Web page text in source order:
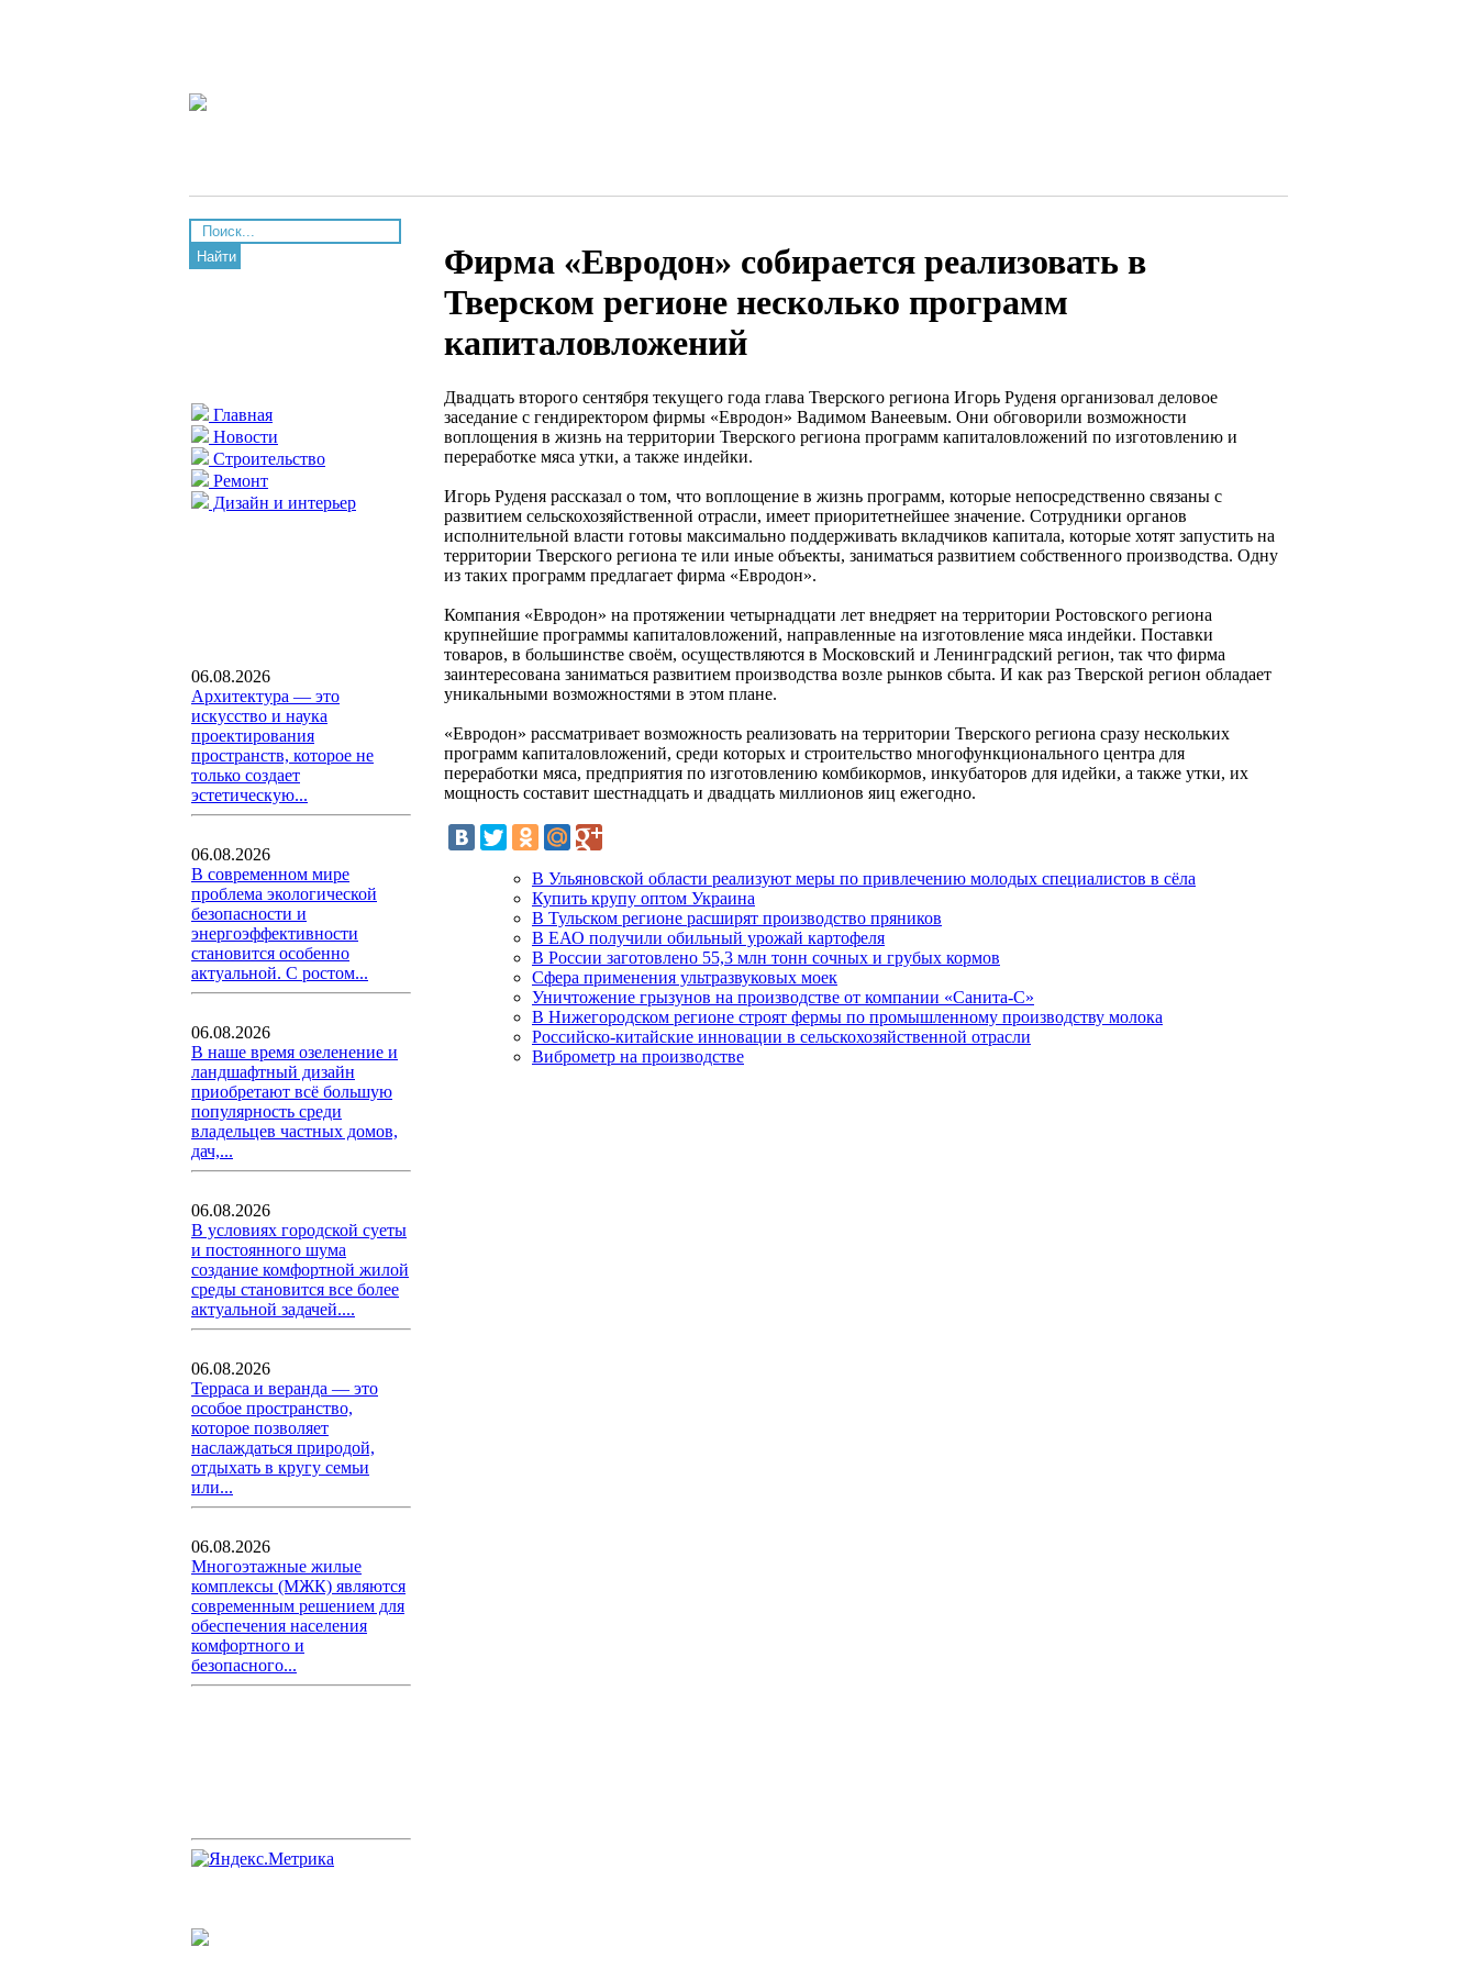
Найти
Главная
Новости
Строительство
Ремонт
Дизайн и интерьер
06.08.2026
Архитектура — это
искусство и наука
проектирования
пространств, которое не
только создает
эстетическую...
06.08.2026
В современном мире
проблема экологической
безопасности и
энергоэффективности
становится особенно
актуальной. С ростом...
06.08.2026
В наше время озеленение и
ландшафтный дизайн
приобретают всё большую
популярность среди
владельцев частных домов,
дач,...
06.08.2026
В условиях городской суеты
и постоянного шума
создание комфортной жилой
среды становится все более
актуальной задачей....
06.08.2026
Терраса и веранда — это
особое пространство,
которое позволяет
наслаждаться природой,
отдыхать в кругу семьи
или...
06.08.2026
Многоэтажные жилые
комплексы (МЖК) являются
современным решением для
обеспечения населения
комфортного и
безопасного...
Фирма «Евродон» собирается реализовать в
Тверском регионе несколько программ
капиталовложений
Двадцать второго сентября текущего года глава Тверского региона Игорь Руденя организовал деловое
заседание с гендиректором фирмы «Евродон» Вадимом Ванеевым. Они обговорили возможности
воплощения в жизнь на территории Тверского региона программ капиталовложений по изготовлению и
переработке мяса утки, а также индейки.
Игорь Руденя рассказал о том, что воплощение в жизнь программ, которые непосредственно связаны с
развитием сельскохозяйственной отрасли, имеет приоритетнейшее значение. Сотрудники органов
исполнительной власти готовы максимально поддерживать вкладчиков капитала, которые хотят запустить на
территории Тверского региона те или иные объекты, заниматься развитием собственного производства. Одну
из таких программ предлагает фирма «Евродон».
Компания «Евродон» на протяжении четырнадцати лет внедряет на территории Ростовского региона
крупнейшие программы капиталовложений, направленные на изготовление мяса индейки. Поставки
товаров, в большинстве своём, осуществляются в Московский и Ленинградский регион, так что фирма
заинтересована заниматься развитием производства возле рынков сбыта. И как раз Тверской регион обладает
уникальными возможностями в этом плане.
«Евродон» рассматривает возможность реализовать на территории Тверского региона сразу нескольких
программ капиталовложений, среди которых и строительство многофункционального центра для
переработки мяса, предприятия по изготовлению комбикормов, инкубаторов для идейки, а также утки, их
мощность составит шестнадцать и двадцать миллионов яиц ежегодно.
В Ульяновской области реализуют меры по привлечению молодых специалистов в сёла
Купить крупу оптом Украина
В Тульском регионе расширят производство пряников
В ЕАО получили обильный урожай картофеля
В России заготовлено 55,3 млн тонн сочных и грубых кормов
Сфера применения ультразвуковых моек
Уничтожение грызунов на производстве от компании «Санита-С»
В Нижегородском регионе строят фермы по промышленному производству молока
Российско-китайские инновации в сельскохозяйственной отрасли
Виброметр на производстве